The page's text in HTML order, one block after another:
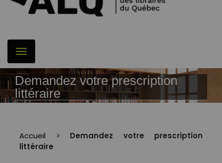
Demandez votre prescription
littéraire
Accueil > Demandez votre prescription
littéraire